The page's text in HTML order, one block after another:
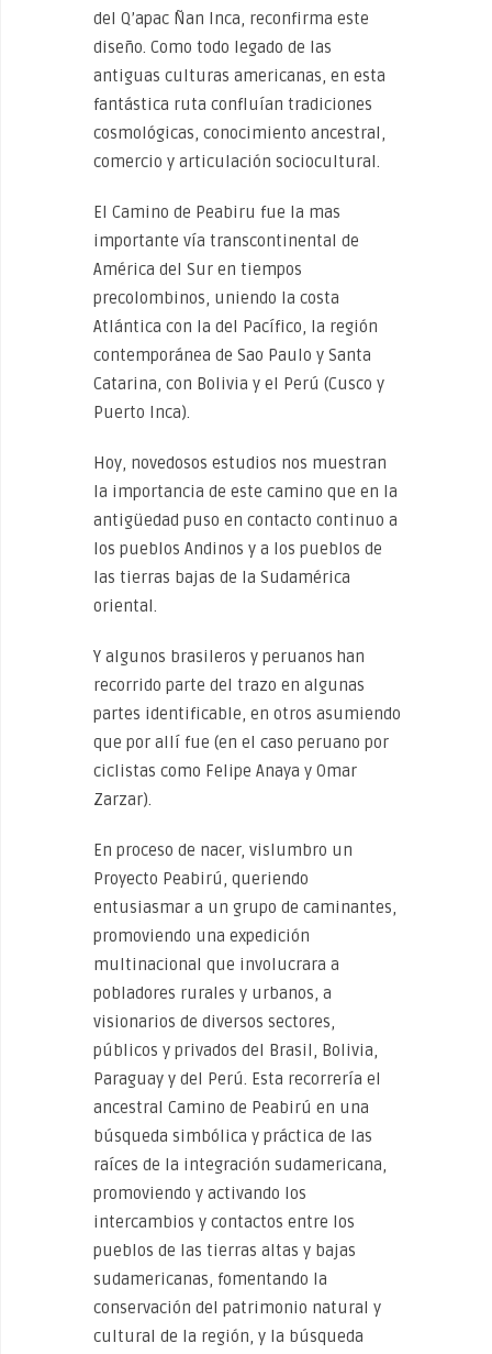
del Q’apac Ñan Inca, reconfirma este
diseño. Como todo legado de las
antiguas culturas americanas, en esta
fantástica ruta confluían tradiciones
cosmológicas, conocimiento ancestral,
comercio y articulación sociocultural.
El Camino de Peabiru fue la mas
importante vía transcontinental de
América del Sur en tiempos
precolombinos, uniendo la costa
Atlántica con la del Pacífico, la región
contemporánea de Sao Paulo y Santa
Catarina, con Bolivia y el Perú (Cusco y
Puerto Inca).
Hoy, novedosos estudios nos muestran
la importancia de este camino que en la
antigüedad puso en contacto continuo a
los pueblos Andinos y a los pueblos de
las tierras bajas de la Sudamérica
oriental.
Y algunos brasileros y peruanos han
recorrido parte del trazo en algunas
partes identificable, en otros asumiendo
que por allí fue (en el caso peruano por
ciclistas como Felipe Anaya y Omar
Zarzar).
En proceso de nacer, vislumbro un
Proyecto Peabirú, queriendo
entusiasmar a un grupo de caminantes,
promoviendo una expedición
multinacional que involucrara a
pobladores rurales y urbanos, a
visionarios de diversos sectores,
públicos y privados del Brasil, Bolivia,
Paraguay y del Perú. Esta recorrería el
ancestral Camino de Peabirú en una
búsqueda simbólica y práctica de las
raíces de la integración sudamericana,
promoviendo y activando los
intercambios y contactos entre los
pueblos de las tierras altas y bajas
sudamericanas, fomentando la
conservación del patrimonio natural y
cultural de la región, y la búsqueda